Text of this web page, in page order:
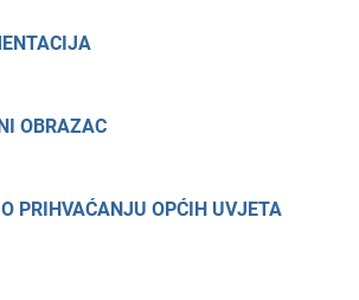
OBRAZAC
PRIHVAĆANJU OPĆIH UVJETA